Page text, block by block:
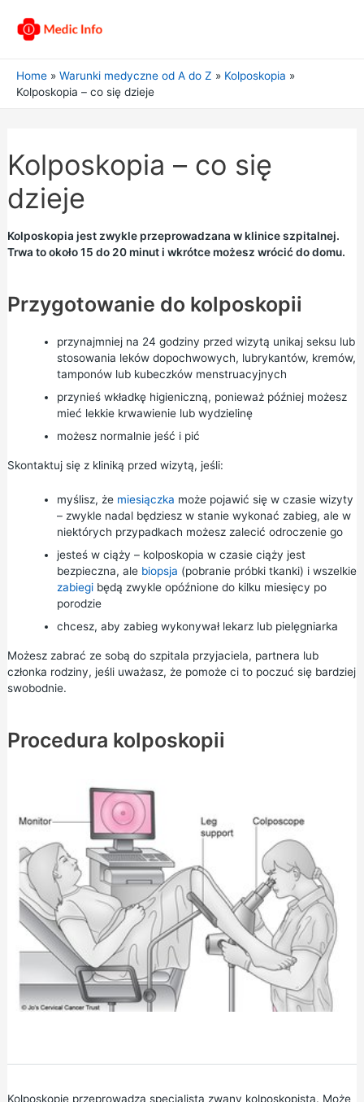
Home Warunki medyczne od A do Z
Kolposkopia
Kolposkopia – co się dzieje
Kolposkopia – co się
dzieje
Kolposkopia jest zwykle przeprowadzana w klinice szpitalnej.
Trwa to około 15 do 20 minut i wkrótce możesz wrócić do domu.
Przygotowanie do kolposkopii
przynajmniej na 24 godziny przed wizytą unikaj seksu lub
stosowania leków dopochwowych, lubrykantów, kremów,
tamponów lub kubeczków menstruacyjnych
przynieś wkładkę higieniczną, ponieważ później możesz
mieć lekkie krwawienie lub wydzielinę
możesz normalnie jeść i pić
Skontaktuj się z kliniką przed wizytą, jeśli:
myślisz, że miesiączka może pojawić się w czasie wizyty
– zwykle nadal będziesz w stanie wykonać zabieg, ale w
niektórych przypadkach możesz zalecić odroczenie go
jesteś w ciąży – kolposkopia w czasie ciąży jest
bezpieczna, ale biopsja (pobranie próbki tkanki) i wszelkie
zabiegibędą zwykle opóźnione do kilku miesięcy po
porodzie
chcesz, aby zabieg wykonywał lekarz lub pielęgniarka
Możesz zabrać ze sobą do szpitala przyjaciela, partnera lub
członka rodziny, jeśli uważasz, że pomoże ci to poczuć się bardziej
swobodnie.
Procedura kolposkopii
Kolposkopię przeprowadza specjalista zwany kolposkopistą. Może